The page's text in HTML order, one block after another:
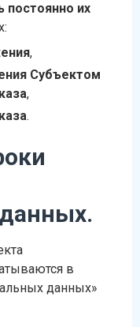
постоянно их
,
Субъектом
,
.
в
данных»